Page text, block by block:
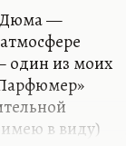
Дюма —
один из моих
в виду)